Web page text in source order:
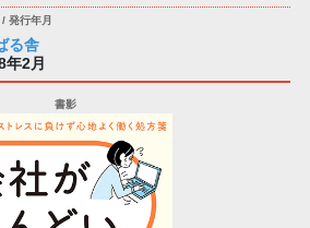
る舎
年2月